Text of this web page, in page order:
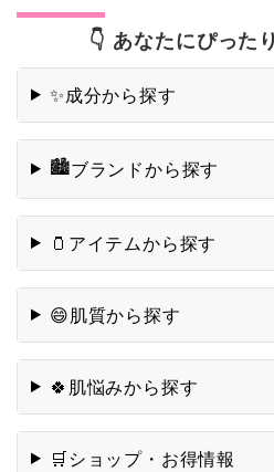
👇 あなたにぴった
✨成分から探す
🏙️ブランドから探す
🫙 アイテムから探す
😄肌質から探す
🍀 肌悩みから探す
🛒ショップ・お得情報